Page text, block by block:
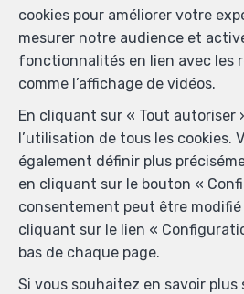
cookies pour améliorer votre
mesurer notre audience et
fonctionnalités en lien avec les
comme l’affichage de vidéos.
En cliquant sur « Tout autoriser
l’utilisation de tous les cookies.
également définir plus
en cliquant sur le bouton «
consentement peut être
cliquant sur le lien «
bas de chaque page.
Si vous souhaitez en savoir plus